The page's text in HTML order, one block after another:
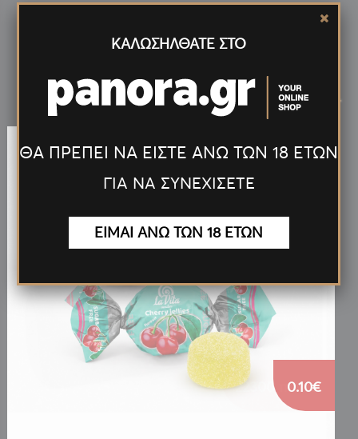
ΝέαΠροϊόντα
0.10€
>
ΚΑΛΩΣΗΛΘΑΤΕ ΣΤΟ
ΘΑ ΠΡΕΠΕΙ ΝΑ ΕΙΣΤΕ ΑΝΩ ΤΩΝ 18 ΕΤΩΝ
ΓΙΑ ΝΑ ΣΥΝΕΧΙΣΕΤΕ
ΕΙΜΑΙ ΑΝΩ ΤΩΝ 18 ΕΤΩΝ